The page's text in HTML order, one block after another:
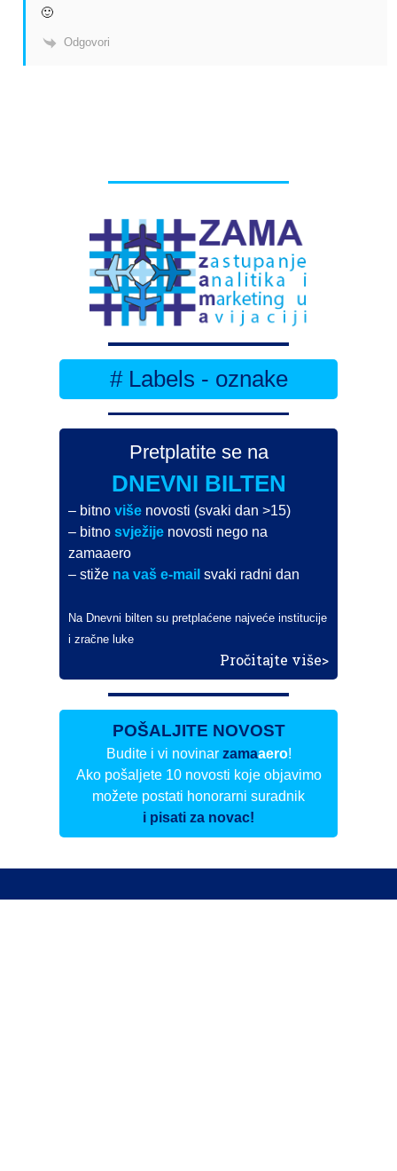
🙂
Odgovori
# Labels - oznake
Pretplatite se na
DNEVNI BILTEN
– bitnoviše novosti (svaki dan >15)
– bitnosvježije novosti nego na
zamaaero
– stiže na vaš e-mail svaki radni dan
Na Dnevni bilten su pretplaćene najveće institucije
i zračne luke
Pročitajte više>
POŠALJITE NOVOST
Budite i vi novinar zamaaero!
Ako pošaljete 10 novosti koje objavimo
možete postati honorarni suradnik
i pisati za novac!